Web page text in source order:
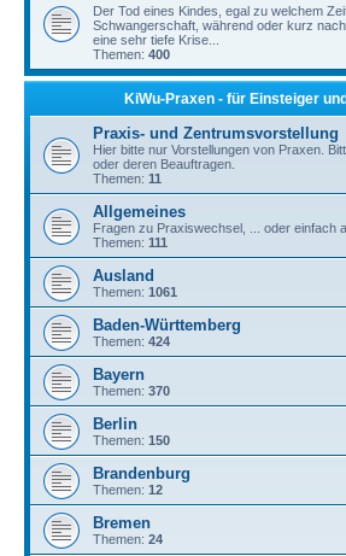
Der Tod eines Kindes, egal zu welchem
Schwangerschaft, während oder kurz
eine sehr tiefe Krise...
Themen: 400
KiWu-Praxen - für Einsteiger
Praxis- und Zentrumsvorstellung
Hier bitte nur Vorstellungen von Praxen.
oder deren Beauftragen.
Themen: 11
Allgemeines
Fragen zu Praxiswechsel, ... oder einfach
Themen: 111
Ausland
Themen: 1061
Baden-Württemberg
Themen: 424
Bayern
Themen: 370
Berlin
Themen: 150
Brandenburg
Themen: 12
Bremen
Themen: 24